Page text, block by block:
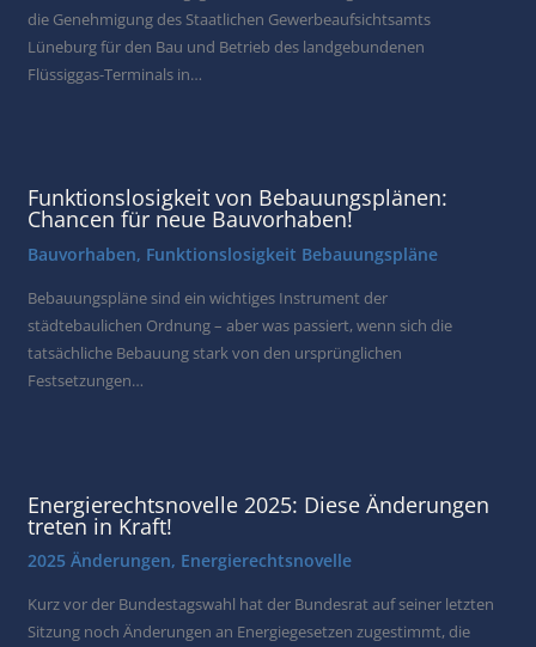
die Genehmigung des Staatlichen Gewerbeaufsichtsamts
Lüneburg für den Bau und Betrieb des landgebundenen
Flüssiggas-Terminals in…
Funktionslosigkeit von Bebauungsplänen:
Chancen für neue Bauvorhaben!
Bauvorhaben, Funktionslosigkeit Bebauungspläne
Bebauungspläne sind ein wichtiges Instrument der
städtebaulichen Ordnung – aber was passiert, wenn sich die
tatsächliche Bebauung stark von den ursprünglichen
Festsetzungen…
Energierechtsnovelle 2025: Diese Änderungen
treten in Kraft!
2025 Änderungen, Energierechtsnovelle
Kurz vor der Bundestagswahl hat der Bundesrat auf seiner letzten
Sitzung noch Änderungen an Energiegesetzen zugestimmt, die